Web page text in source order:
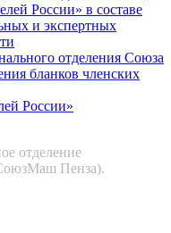
России» в составе
и экспертных
отделения Союза
бланков членских
России»
отделение
Пенза).